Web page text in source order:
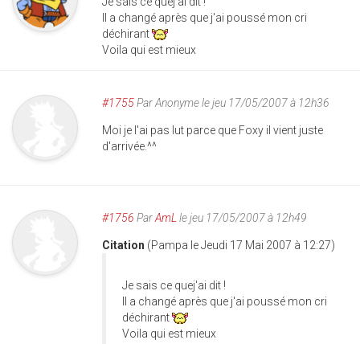
Il a changé après que j'ai poussé mon cri
déchirant
Voila qui est mieux
#1755ParAnonymele jeu 17/05/2007 à 12h36
Moi je l'ai pas lut parce que Foxy il vient juste
d'arrivée.^^
#1756 ParAmL le jeu 17/05/2007 à 12h49
Citation (Pampa le Jeudi 17 Mai 2007 à 12:27)
Je sais ce quej'ai dit !
Il a changé après que j'ai poussé mon cri
déchirant
Voila qui est mieux